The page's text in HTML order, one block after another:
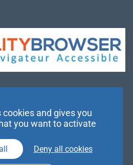
and gives you
you want to activate
Deny all cookies